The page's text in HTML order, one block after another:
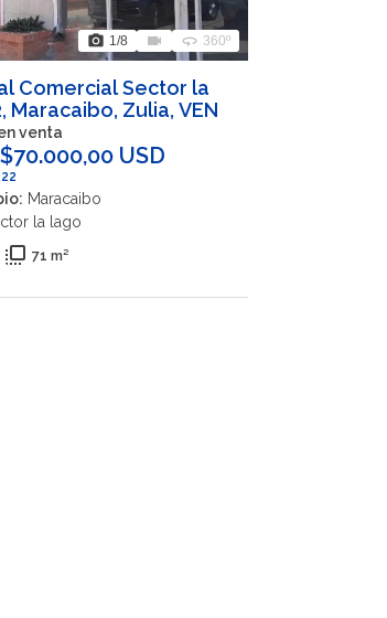
photo_camera 1/8 videocam 360 360º
Comercial Sector la
Maracaibo, Zulia, VEN
venta
USD
Maracaibo
la lago
flip_to_front 71 m²